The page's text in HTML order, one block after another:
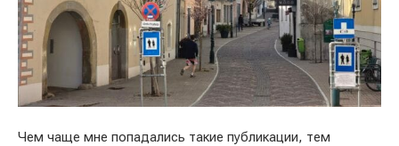
Чем чаще мне попадались такие публикации, тем